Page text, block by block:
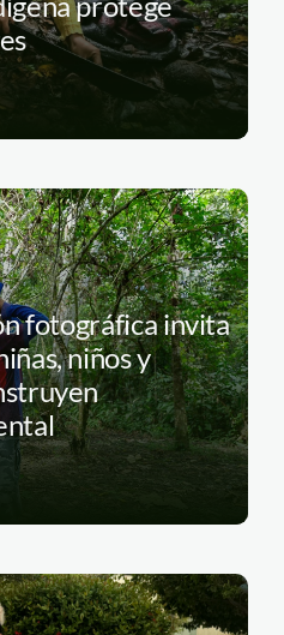
fotográfica invita
niños y